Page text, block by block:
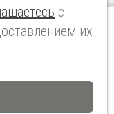
персональных
с
их